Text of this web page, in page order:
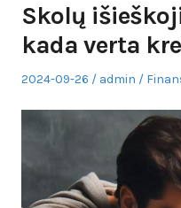
Skolų
kada verta
Posted
2024-09-26 Author
admin